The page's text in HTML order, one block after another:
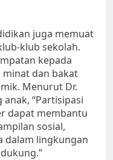
juga memuat
klub sekolah.
kepada
dan bakat
Menurut Dr.
“Partisipasi
dapat membantu
sosial,
dalam lingkungan